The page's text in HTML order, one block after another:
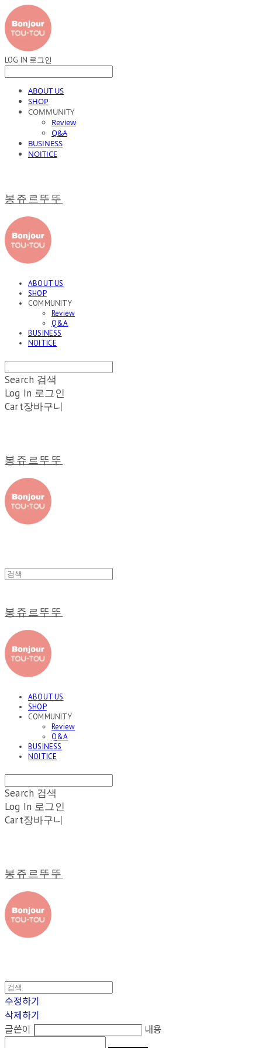
LOG IN 로그인
ABOUT US
SHOP
COMMUNITY
Review
Q&A
BUSINESS
NOITICE
봉쥬르뚜뚜
ABOUT US
SHOP
COMMUNITY
Review
Q&A
BUSINESS
NOITICE
Search 검색
Log In 로그인
Cart장바구니
봉쥬르뚜뚜
봉쥬르뚜뚜
ABOUT US
SHOP
COMMUNITY
Review
Q&A
BUSINESS
NOITICE
Search 검색
Log In 로그인
Cart장바구니
봉쥬르뚜뚜
수정하기
삭제하기
글쓴이
내용